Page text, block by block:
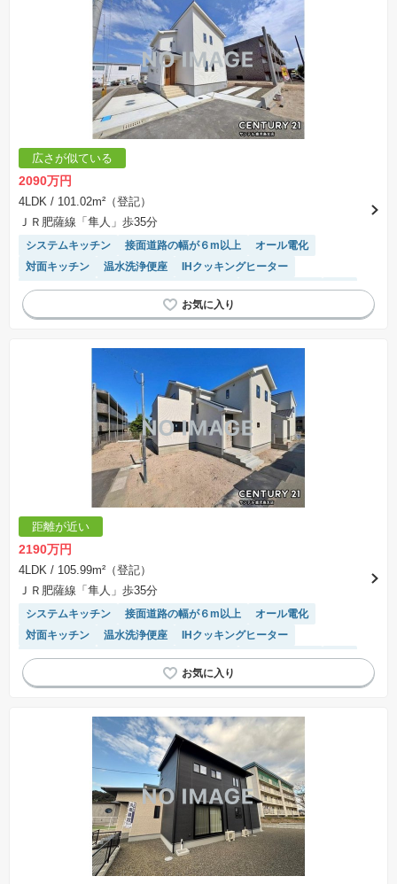
広さが似ている
2090万円
4LDK / 101.02m²（登記）
ＪＲ肥薩線「隼人」歩35分
システムキッチン 接面道路の幅が６m以上
オール電化
対面キッチン
温水洗浄便座
IHクッキングヒーター
閑静な住宅地
モニター付きインターホン トイレ2個以上
WIC
キッチン収納が多い
平坦地 窓付き浴室
距離が近い
2190万円
4LDK / 105.99m²（登記）
ＪＲ肥薩線「隼人」歩35分
システムキッチン 接面道路の幅が６m以上
オール電化
対面キッチン
温水洗浄便座
IHクッキングヒーター
閑静な住宅地
モニター付きインターホン トイレ2個以上
WIC
キッチン収納が多い
平坦地 窓付き浴室